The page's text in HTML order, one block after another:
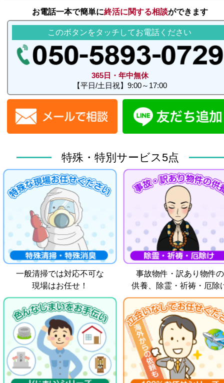
お電話一本で簡単に終活に関する相談ができます
このボタンをタッチしてお電話ください
365日・年中無休
【平日/土日祝】9:00～17:00
特殊・特別サービス5点
一般清掃では対応不可な
現場はお任せ！
事故物件・訳あり物件の
供養、除霊・祈祷・厄除